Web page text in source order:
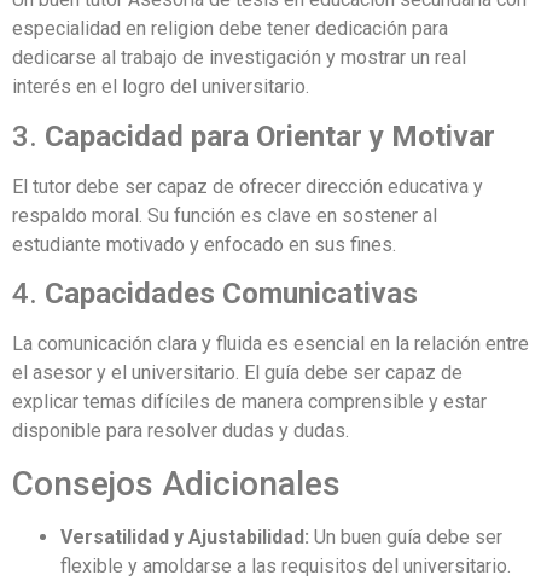
especialidad en religion debe tener dedicación para
dedicarse al trabajo de investigación y mostrar un real
interés en el logro del universitario.
3. Capacidad para Orientar y Motivar
El tutor debe ser capaz de ofrecer dirección educativa y
respaldo moral. Su función es clave en sostener al
estudiante motivado y enfocado en sus fines.
4. Capacidades Comunicativas
La comunicación clara y fluida es esencial en la relación entre
el asesor y el universitario. El guía debe ser capaz de
explicar temas difíciles de manera comprensible y estar
disponible para resolver dudas y dudas.
Consejos Adicionales
Versatilidad y Ajustabilidad: Un buen guía debe ser
flexible y amoldarse a las requisitos del universitario.